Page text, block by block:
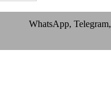
WhatsApp, Telegram,